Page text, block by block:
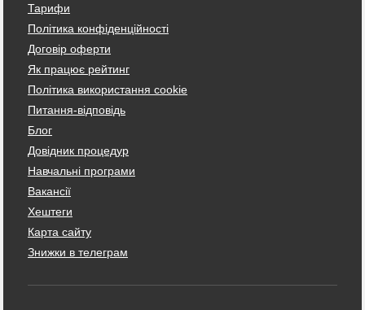
Тарифи
Політика конфіденційності
Договір оферти
Як працює рейтинг
Політика використання cookie
Питання-відповідь
Блог
Довідник процедур
Навчальні програми
Вакансії
Хештеги
Карта сайту
Знижки в телеграм